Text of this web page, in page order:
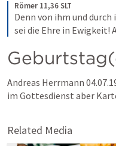
Römer 11,36 SLT
Denn von ihm und
sei die Ehre in Ewigkeit!
Andreas Herrmann
im Gottesdienst aber
Related Media